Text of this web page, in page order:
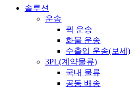
Menu
솔루션
운송
퀵 운송
화물 운송
수출입 운송(보세)
3PL(계약물류)
국내 물류
공동 배송